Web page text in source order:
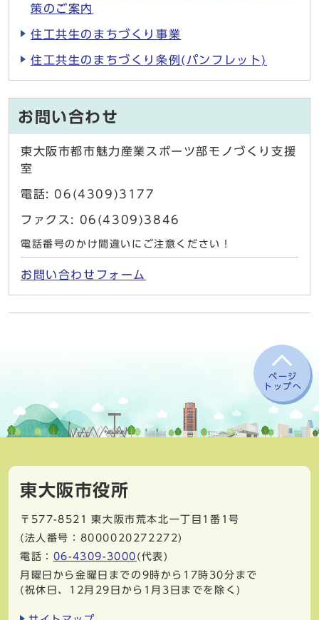
策のご案内
住工共生のまちづくり事業
住工共生のまちづくり条例(パンフレット)
お問い合わせ
東大阪市都市魅力産業スポーツ部モノづくり支援
室
電話: 06(4309)3177
ファクス: 06(4309)3846
電話番号のかけ間違いにご注意ください！
お問い合わせフォーム
ページ
トップへ
東大阪市役所
〒577-8521
東大阪市荒本北一丁目1番1号
(法人番号：8000020272272)
電話： 06-4309-3000 (代表)
月曜日から金曜日までの9時から17時30分まで
(祝休日、12月29日から1月3日までを除く)